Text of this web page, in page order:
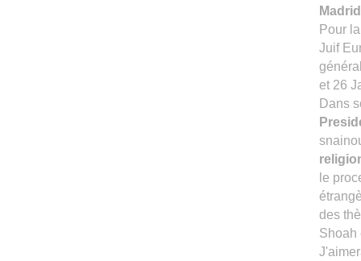
Pour
Juif
et 26
Dans
le
des
Shoah